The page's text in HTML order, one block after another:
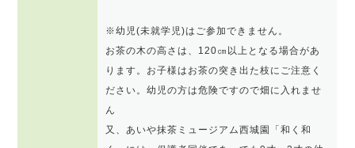
※幼児(未就学児)はご参加できません。
お茶の木の高さは、120㎝以上となる場合があ
ります。お子様はお茶の突き出た枝にご注意く
ださい。幼児の方は危険ですので畑に入れませ
ん
又、あいや抹茶ミュージアム西城園「和く和